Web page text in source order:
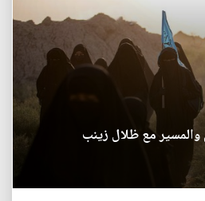
والمسير مع ظلال زينب